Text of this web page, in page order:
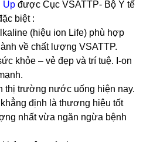
Úp được Cục VSATTP- Bộ Y tế
biệt :
(hiệu ion Life) phù hợp
về chất lượng VSATTP.
khỏe – vẻ đẹp và trí tuệ. I-on
thị trường nước uống hiện nay.
định là thương hiệu tốt
nhất vừa ngăn ngừa bệnh